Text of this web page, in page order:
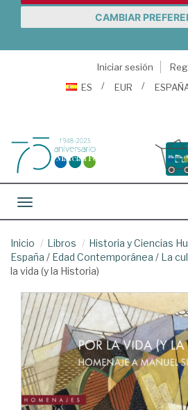
CAMBIAR
Iniciar sesión
ES
EUR
Toggle navigation
Inicio Libros Historia y Ciencias
España / Edad Contemporánea / La
la vida (y la Historia)